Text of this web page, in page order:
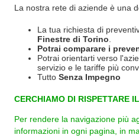
La nostra rete di aziende è una
La tua richiesta di
Finestre di Torino
Potrai comparare i
Potrai orientarti verso
servizio e le tariffe più
Tutto Senza Impegno
CERCHIAMO DI RISPETTARE
Per rendere la navigazione più
informazioni in ogni pagina, in